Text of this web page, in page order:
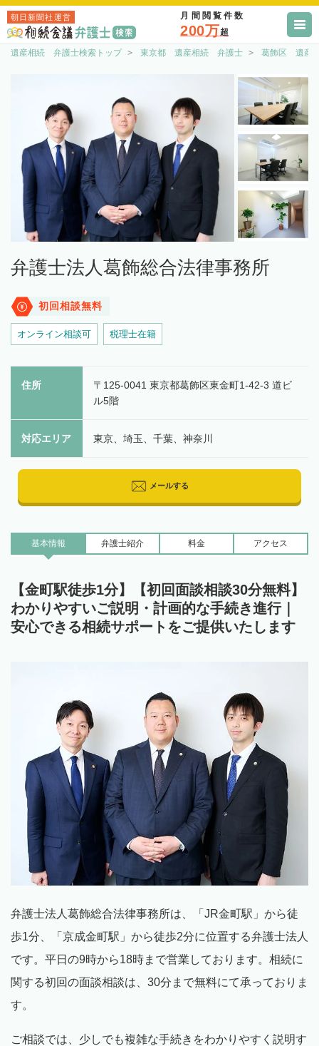
朝日新聞社運営 月間閲覧件数
200万超
遺産相続 弁護士検索トップ 東京都 遺産相続 弁護士 葛飾区 遺産
弁護士法人葛飾総合法律事務所
初回相談無料
オンライン相談可 税理士在籍
住所
〒125-0041 東京都葛飾区東金町1-42-3 道ビ
ル5階
対応エリア 東京、埼玉、千葉、神奈川
メールする
基本情報 弁護士紹介 料金 アクセス
【金町駅徒歩1分】【初回面談相談30分無料】
わかりやすいご説明・計画的な手続き進行｜
安心できる相続サポートをご提供いたします
弁護士法人葛飾総合法律事務所は、「JR金町駅」から徒
歩1分、「京成金町駅」から徒歩2分に位置する弁護士法人
です。平日の9時から18時まで営業しております。相続に
関する初回の面談相談は、30分まで無料にて承っておりま
す。
ご相談では、少しでも複雑な手続きをわかりやすく説明す